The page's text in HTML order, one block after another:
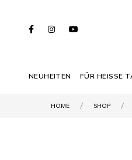
NEUHEITEN FÜR HEISSE
HOME SHOP